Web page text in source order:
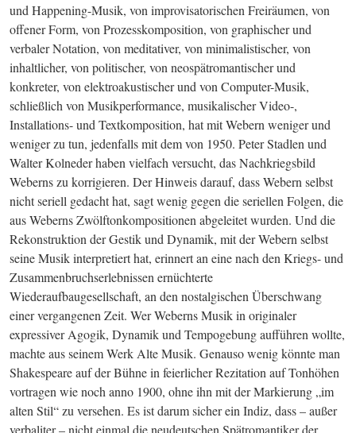
und Happening-Musik, von improvisatorischen Freiräumen, von
offener Form, von Prozesskomposition, von graphischer und
verbaler Notation, von meditativer, von minimalistischer, von
inhaltlicher, von politischer, von neospätromantischer und
konkreter, von elektroakustischer und von Computer-Musik,
schließlich von Musikperformance, musikalischer Video-,
Installations- und Textkomposition, hat mit Webern weniger und
weniger zu tun, jedenfalls mit dem von 1950. Peter Stadlen und
Walter Kolneder haben vielfach versucht, das Nachkriegsbild
Weberns zu korrigieren. Der Hinweis darauf, dass Webern selbst
nicht seriell gedacht hat, sagt wenig gegen die seriellen Folgen, die
aus Weberns Zwölftonkompositionen abgeleitet wurden. Und die
Rekonstruktion der Gestik und Dynamik, mit der Webern selbst
seine Musik interpretiert hat, erinnert an eine nach den Kriegs- und
Zusammenbruchserlebnissen ernüchterte
Wiederaufbaugesellschaft, an den nostalgischen Überschwang
einer vergangenen Zeit. Wer Weberns Musik in originaler
expressiver Agogik, Dynamik und Tempogebung aufführen wollte,
machte aus seinem Werk Alte Musik. Genauso wenig könnte man
Shakespeare auf der Bühne in feierlicher Rezitation auf Tonhöhen
vortragen wie noch anno 1900, ohne ihn mit der Markierung „im
alten Stil“ zu versehen. Es ist darum sicher ein Indiz, dass – außer
verbaliter – nicht einmal die neudeutschen Spätromantiker der